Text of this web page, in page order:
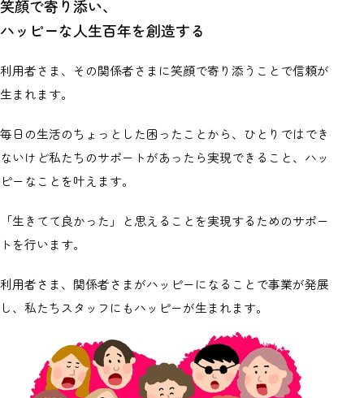
笑顔で寄り添い、
ハッピーな人生百年を創造する
利用者さま、その関係者さまに笑顔で寄り添うことで信頼が
生まれます。
毎日の生活のちょっとした困ったことから、ひとりではでき
ないけど私たちのサポートがあったら実現できること、ハッ
ピーなことを叶えます。
「生きてて良かった」と思えることを実現するためのサポー
トを行います。
利用者さま、関係者さまがハッピーになることで事業が発展
し、私たちスタッフにもハッピーが生まれます。